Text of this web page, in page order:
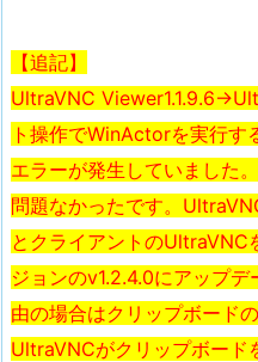
【追記】
UltraVNC
ト操作でWinActorを実行す
エラーが発生していました
問題なかったです。
とクライアントの
ジョンのv1.2.4.0にアップ
由の場合はクリップボード
UltraVNCがクリップボード